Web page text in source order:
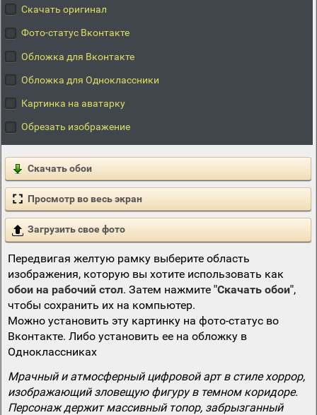
Скачать оригинал
Фото-статус Вконтакте
Обложка для Вконтакте
Обложка для Одноклассники
Картинка на аватарку
Обрезать изображение
Скачать обои
Просмотр во весь экран
Загрузить свое фото
Передвигая желтую рамку выберите область
изображения, которую вы хотите использовать как
обои на рабочий стол. Затем нажмите "Скачать обои",
чтобы сохранить их на компьютер.
Можно установить эту картинку на фото-статус во
Вконтакте. Либо установить ее на обложку в
Одноклассниках
Мрачный и атмосферный цифровой арт в стиле хоррор,
изображающий зловещую фигуру в темном коридоре.
Персонаж держит массивный топор, забрызганный